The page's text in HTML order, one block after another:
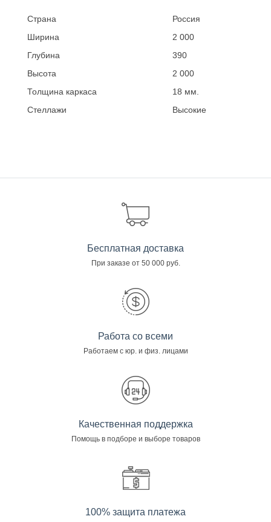
Страна
Россия
Ширина
2 000
Глубина
390
Высота
2 000
Толщина каркаса
18 мм.
Стеллажи
Высокие
Бесплатная доставка
При заказе от 50 000 руб.
Работа со всеми
Работаем с юр. и физ. лицами
Качественная поддержка
Помощь в подборе и выборе товаров
100% защита платежа